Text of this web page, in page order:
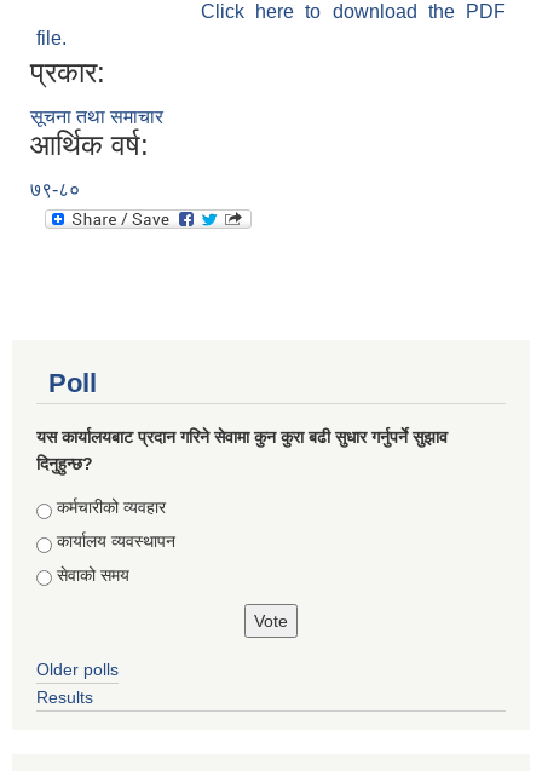
Click here to download the PDF
file.
प्रकार:
सूचना तथा समाचार
आर्थिक वर्ष:
७९-८०
Poll
यस कार्यालयबाट प्रदान गरिने सेवामा कुन कुरा बढी सुधार गर्नुपर्ने सुझाव
दिनुहुन्छ?
Choices
कर्मचारीको व्यवहार
कार्यालय व्यवस्थापन
सेवाको समय
Older polls
Results